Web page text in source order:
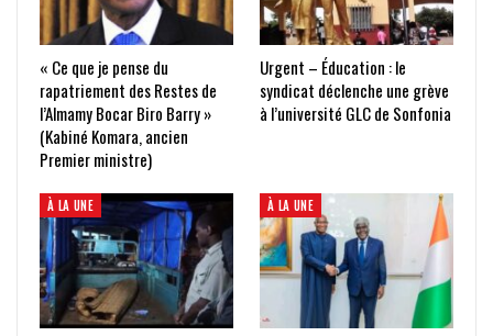
« Ce que je pense du
rapatriement des Restes de
l’Almamy Bocar Biro Barry »
(Kabiné Komara, ancien
Premier ministre)
Urgent – Éducation : le
syndicat déclenche une grève
à l’université GLC de Sonfonia
À LA UNE À LA UNE